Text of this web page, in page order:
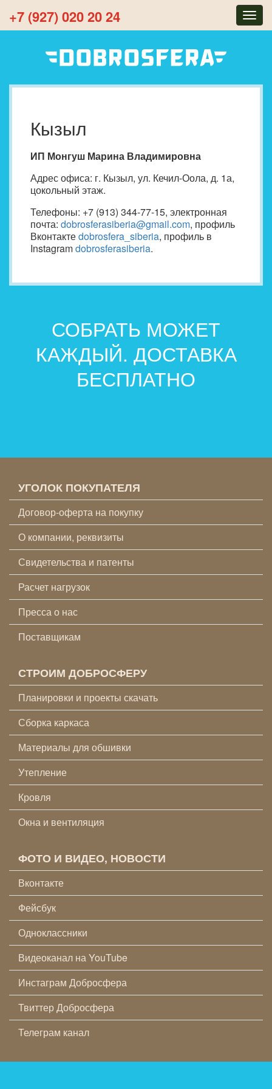
+7 (927) 020 20 24
Кызыл
ИП Монгуш Марина Владимировна
Адрес офиса: г. Кызыл, ул. Кечил-Оола, д. 1а,
цокольный этаж.
Телефоны: +7 (913) 344-77-15, электронная
почта: dobrosferasiberia@gmail.com, профиль
Вконтактеdobrosfera_siberia, профиль в
Instagramdobrosferasiberia.
СОБРАТЬ МОЖЕТ
КАЖДЫЙ. ДОСТАВКА
БЕСПЛАТНО
УГОЛОК ПОКУПАТЕЛЯ
Договор-оферта на покупку
О компании, реквизиты
Свидетельства и патенты
Расчет нагрузок
Пресса о нас
Поставщикам
СТРОИМ ДОБРОСФЕРУ
Планировки и проекты скачать
Сборка каркаса
Материалы для обшивки
Утепление
Кровля
Окна и вентиляция
ФОТО И ВИДЕО, НОВОСТИ
Вконтакте
Фейсбук
Одноклассники
Видеоканал на YouTube
Инстаграм Добросфера
Твиттер Добросфера
Телеграм канал